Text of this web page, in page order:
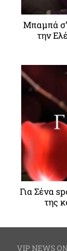
Μπαμπά
την
Για Σένα
της
VIP NEWS